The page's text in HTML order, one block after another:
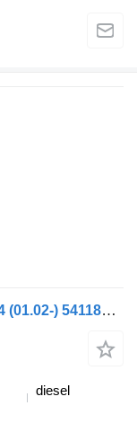
Mercedes-Benz Actros MP2/MP3 1844 (01.02-) 5411880601 oliekoeler voor Mercedes-Benz Actros, Axor MP1, MP2, MP3 (1996-2014) trekker
diesel